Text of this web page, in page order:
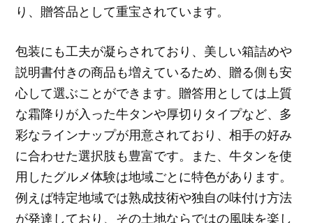
り、贈答品として重宝されています。
包装にも工夫が凝らされており、美しい箱詰めや
説明書付きの商品も増えているため、贈る側も安
心して選ぶことができます。贈答用としては上質
な霜降りが入った牛タンや厚切りタイプなど、多
彩なラインナップが用意されており、相手の好み
に合わせた選択肢も豊富です。また、牛タンを使
用したグルメ体験は地域ごとに特色があります。
例えば特定地域では熟成技術や独自の味付け方法
が発達しており、その土地ならではの風味を楽し